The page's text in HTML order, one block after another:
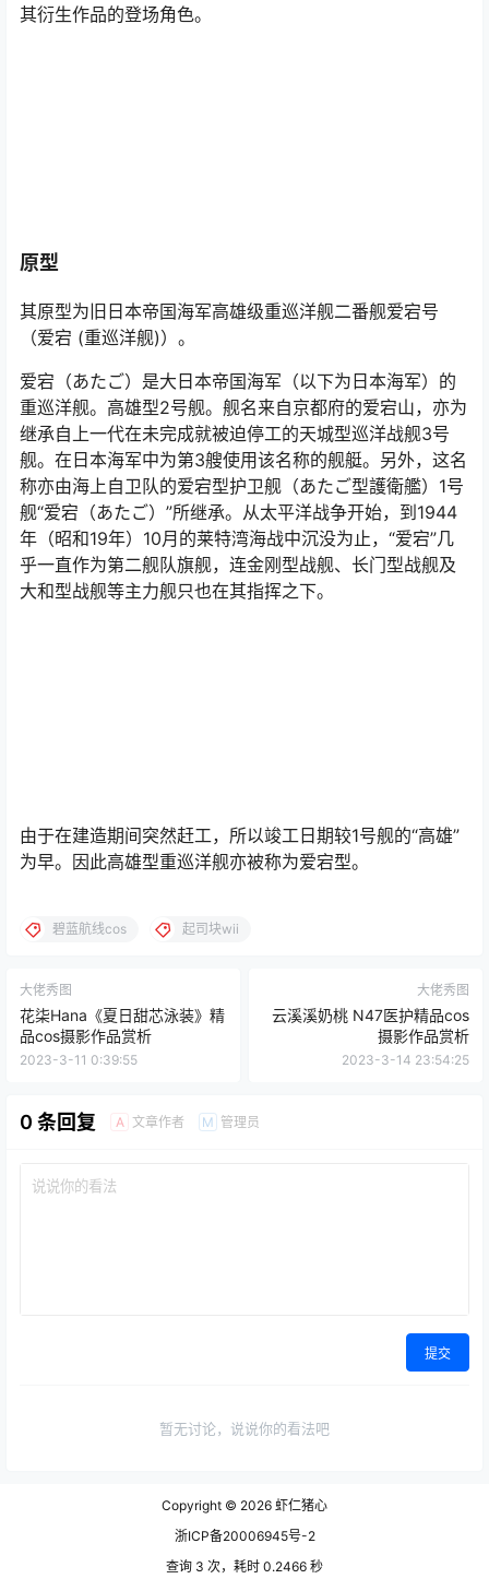
其衍生作品的登场角色。
原型
其原型为旧日本帝国海军高雄级重巡洋舰二番舰爱宕号
（爱宕 (重巡洋舰)）。
爱宕（あたご）是大日本帝国海军（以下为日本海军）的
重巡洋舰。高雄型2号舰。舰名来自京都府的爱宕山，亦为
继承自上一代在未完成就被迫停工的天城型巡洋战舰3号
舰。在日本海军中为第3艘使用该名称的舰艇。另外，这名
称亦由海上自卫队的爱宕型护卫舰（あたご型護衛艦）1号
舰“爱宕（あたご）”所继承。从太平洋战争开始，到1944
年（昭和19年）10月的莱特湾海战中沉没为止，“爱宕”几
乎一直作为第二舰队旗舰，连金刚型战舰、长门型战舰及
大和型战舰等主力舰只也在其指挥之下。
由于在建造期间突然赶工，所以竣工日期较1号舰的“高雄”
为早。因此高雄型重巡洋舰亦被称为爱宕型。
碧蓝航线cos 起司块wii
大佬秀图
花柒Hana《夏日甜芯泳装》精
品cos摄影作品赏析
2023-3-11 0:39:55
大佬秀图
云溪溪奶桃 N47医护精品cos
摄影作品赏析
2023-3-14 23:54:25
0 条回复 A 文章作者 M 管理员
提交
暂无讨论，说说你的看法吧
Copyright © 2026 虾仁猪心
浙ICP备20006945号-2
查询 3 次，耗时 0.2466 秒